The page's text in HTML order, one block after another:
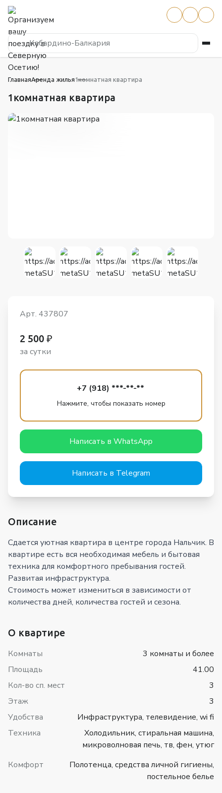
Кабардино-Балкария
ГлавнаяАренда жилья1комнатная квартира
1комнатная квартира
Описание
Сдается уютная квартира в центре города Нальчик. В
квартире есть вся необходимая мебель и бытовая
техника для комфортного пребывания гостей.
Развитая инфраструктура.
Стоимость может измениться в зависимости от
количества дней, количества гостей и сезона.
О квартире
Комнаты
3 комнаты и более
Площадь
41.00
Кол-во сп. мест
3
Этаж
3
Удобства
Инфраструктура, телевидение, wi fi
Техника
Холодильник, стиральная машина,
микроволновая печь, тв, фен, утюг
Комфорт
Полотенца, средства личной гигиены,
постельное белье
Арт. 437807
2 500 ₽
за сутки
+7 (918) ***-**-**
Нажмите, чтобы показать номер
Написать в WhatsApp
Написать в Telegram